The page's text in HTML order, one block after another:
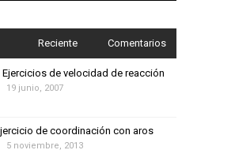
Reciente Comentarios
Ejercicios de velocidad de reacción
19 junio, 2007
de coordinación con aros
5 noviembre, 2013